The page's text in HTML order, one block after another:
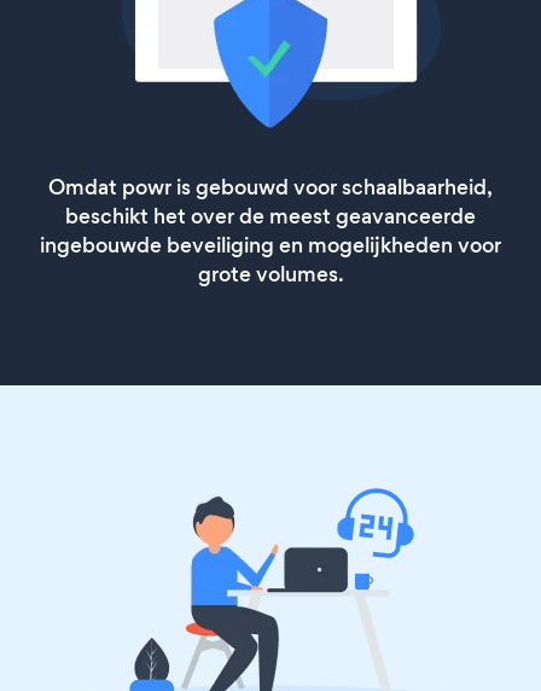
Omdat powr is gebouwd voor schaalbaarheid,
beschikt het over de meest geavanceerde
ingebouwde beveiliging en mogelijkheden voor
grote volumes.